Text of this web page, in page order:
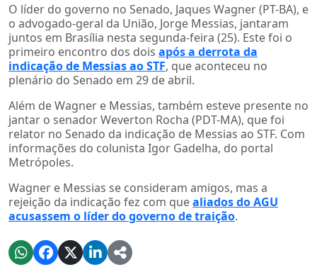
O líder do governo no Senado, Jaques Wagner (PT-BA), e
o advogado-geral da União, Jorge Messias, jantaram
juntos em Brasília nesta segunda-feira (25). Este foi o
primeiro encontro dos dois após a derrota da
indicação de Messias ao STF, que aconteceu no
plenário do Senado em 29 de abril.
Além de Wagner e Messias, também esteve presente no
jantar o senador Weverton Rocha (PDT-MA), que foi
relator no Senado da indicação de Messias ao STF. Com
informações do colunista Igor Gadelha, do portal
Metrópoles.
Wagner e Messias se consideram amigos, mas a
rejeição da indicação fez com quealiados do AGU
acusassem o líder do governo de traição.